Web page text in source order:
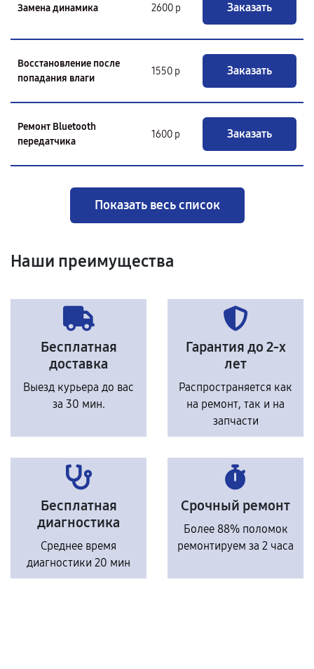
Замена динамика 2600 р Заказать
Восстановление после
попадания влаги
1550 р Заказать
Ремонт Bluetooth
передатчика
1600 р Заказать
Показать весь список
Наши преимущества
Бесплатная
доставка
Выезд курьера до вас
за 30 мин.
Гарантия до 2-х
лет
Распространяется как
на ремонт, так и на
запчасти
Бесплатная
диагностика
Среднее время
диагностики 20 мин
Срочный ремонт
Более 88% поломок
ремонтируем за 2 часа